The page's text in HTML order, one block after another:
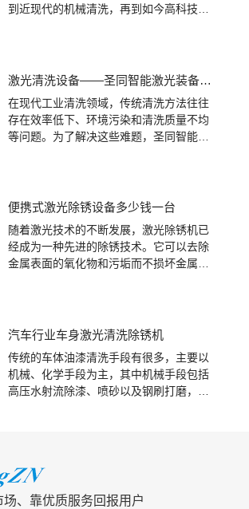
到近现代的机械清洗，再到如今高科技引
化。本文将探讨激光清洗机如何从传统清
化我们的清洗方式。
激光清洗设备——圣同智能激光装备集团引领创新清洗技术
在现代工业清洗领域，传统清洗方法往往
存在效率低下、环境污染和清洗质量不均
等问题。为了解决这些难题，圣同智能激
便携式激光除锈设备多少钱一台
随着激光技术的不断发展，激光除锈机已
经成为一种先进的除锈技术。它可以去除
金属表面的氧化物和污垢而不损坏金属表
汽车行业车身激光清洗除锈机
传统的车体油漆清洗手段有很多，主要以
机械、化学手段为主，其中机械手段包括
高压水射流除漆、喷砂以及钢刷打磨，化
、靠优质服务回报用户